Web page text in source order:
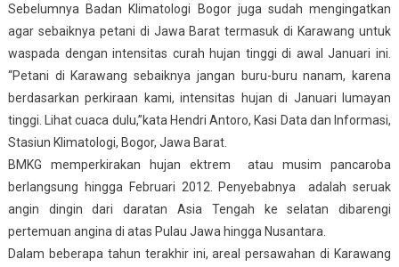
Sebelumnya Badan Klimatologi Bogor juga sudah mengingatkan
agar sebaiknya petani di Jawa Barat termasuk di Karawang untuk
waspada dengan intensitas curah hujan tinggi di awal Januari ini.
“Petani di Karawang sebaiknya jangan buru-buru nanam, karena
berdasarkan perkiraan kami, intensitas hujan di Januari lumayan
tinggi. Lihat cuaca dulu,”kata Hendri Antoro, Kasi Data dan Informasi,
Stasiun Klimatologi, Bogor, Jawa Barat.
BMKG memperkirakan hujan ektrem atau musim pancaroba
berlangsung hingga Februari 2012. Penyebabnya adalah seruak
angin dingin dari daratan Asia Tengah ke selatan dibarengi
pertemuan angina di atas Pulau Jawa hingga Nusantara.
Dalam beberapa tahun terakhir ini, areal persawahan di Karawang